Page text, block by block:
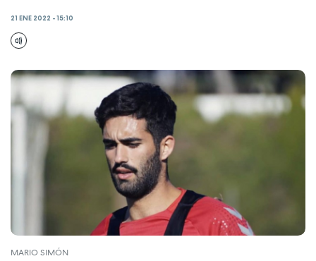
21 ENE 2022 - 15:10
MARIO SIMÓN